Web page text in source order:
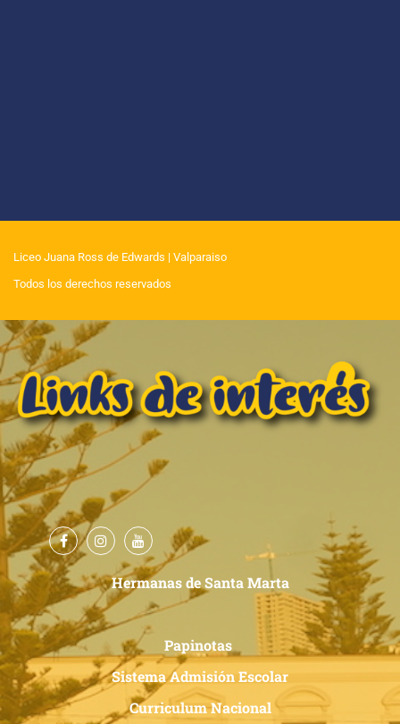
Liceo Juana Ross de Edwards | Valparaiso
Todos los derechos reservados
Hermanas de Santa Marta
Papinotas
Sistema Admisión Escolar
Curriculum Nacional